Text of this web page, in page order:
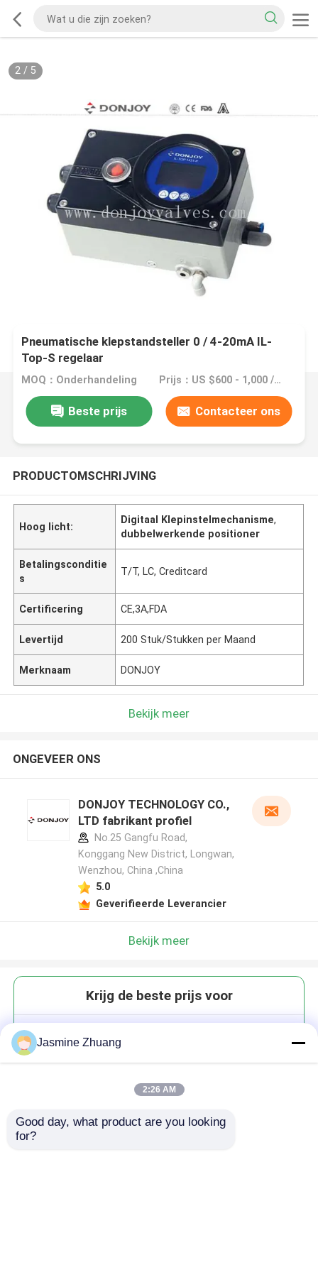
2/ 5
Pneumatische klepstandsteller 0 / 4-20mA IL-
Top-S regelaar
MOQ：Onderhandeling Prijs：US $600 - 1,000 / Piece
Beste prijs Contacteer ons
PRODUCTOMSCHRIJVING
Hoog licht:
Digitaal Klepinstelmechanisme,
dubbelwerkende positioner
Betalingsconditie
s
T/T, LC, Creditcard
Certificering CE,3A,FDA
Levertijd 200 Stuk/Stukken per Maand
Merknaam DONJOY
Bekijk meer
ONGEVEER ONS
DONJOY TECHNOLOGY CO.,
LTD fabrikant profiel
No.25 Gangfu Road,
Konggang New District, Longwan,
Wenzhou, China ,China
5.0
Geverifieerde Leverancier
Bekijk meer
Krijg de beste prijs voor
Pneumatische klepstandsteller 0
/ 4-20mA IL-Top-S regelaar
Jasmine Zhuang
2:26 AM
Good day, what product are you looking
for?